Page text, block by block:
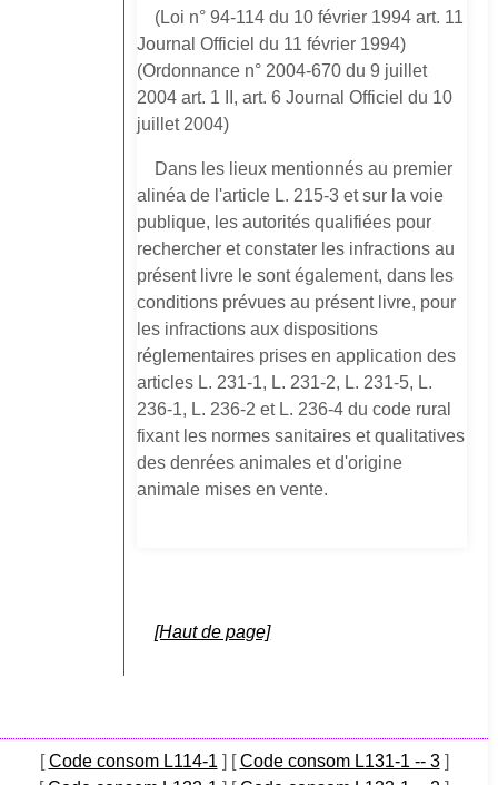
(Loi n° 94-114 du 10 février 1994 art. 11
Journal Officiel du 11 février 1994)
(Ordonnance n° 2004-670 du 9 juillet
2004 art. 1 II, art. 6 Journal Officiel du 10
juillet 2004)
Dans les lieux mentionnés au premier
alinéa de l'article L. 215-3 et sur la voie
publique, les autorités qualifiées pour
rechercher et constater les infractions au
présent livre le sont également, dans les
conditions prévues au présent livre, pour
les infractions aux dispositions
réglementaires prises en application des
articles L. 231-1, L. 231-2, L. 231-5, L.
236-1, L. 236-2 et L. 236-4 du code rural
fixant les normes sanitaires et qualitatives
des denrées animales et d'origine
animale mises en vente.
[Haut de page]
[Code consom L114-1 ] [Code consom L131-1 -- 3]